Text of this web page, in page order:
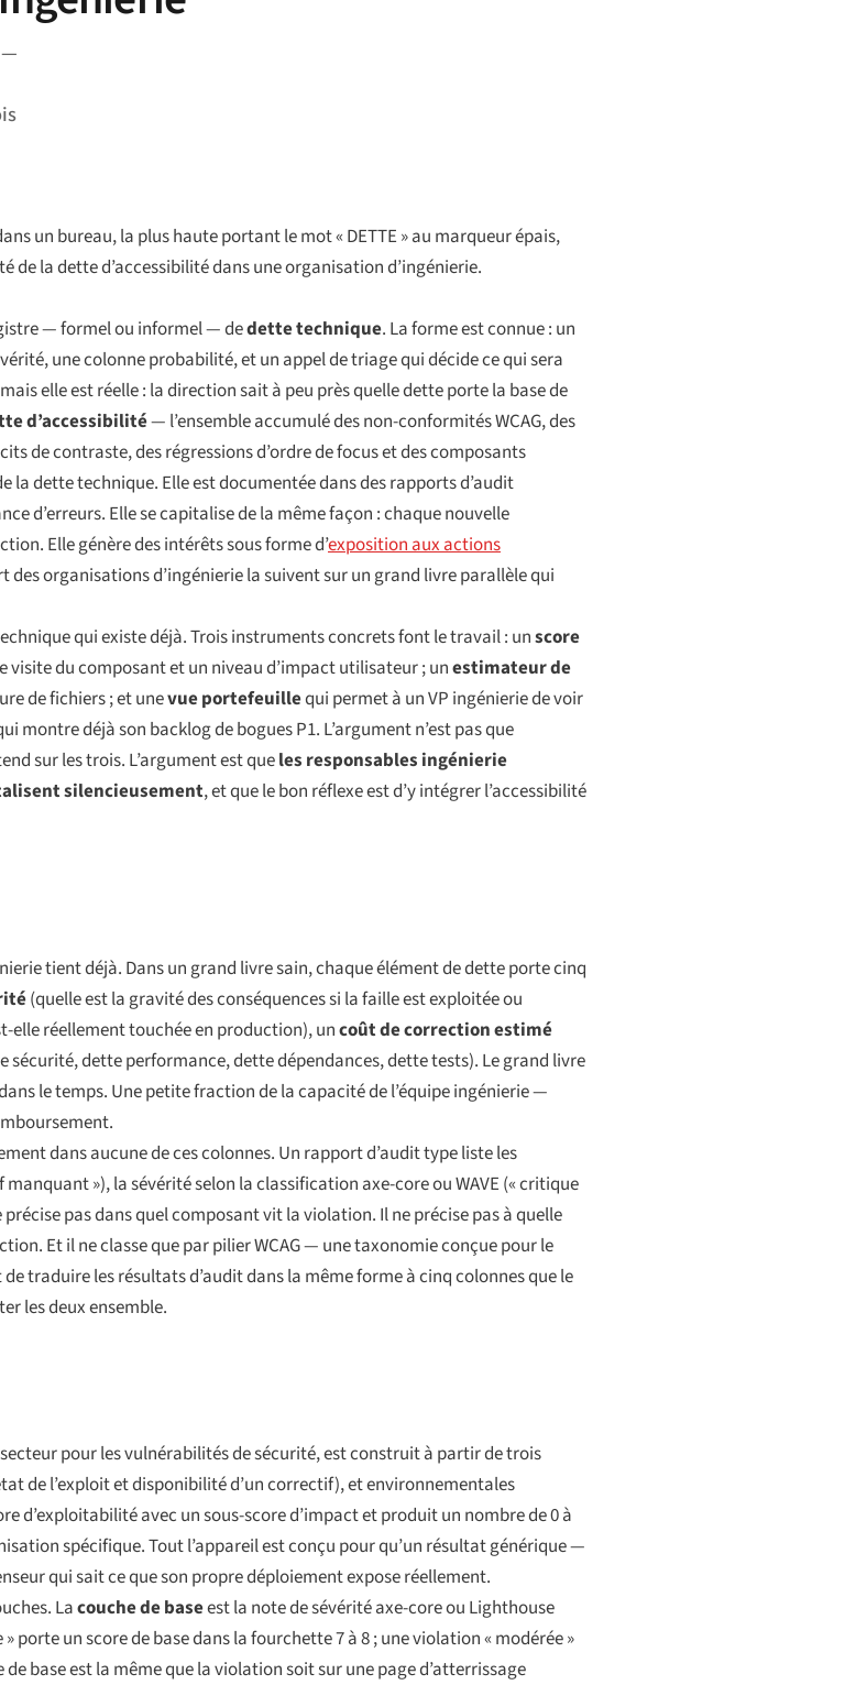
—
un bureau, la plus haute portant le mot « DETTE » au marqueur épais,
la dette d’accessibilité dans une organisation d’ingénierie.
— formel ou informel — dedette technique. La forme est connue : un
une colonne probabilité, et un appel de triage qui décide ce qui sera
elle est réelle : la direction sait à peu près quelle dette porte la base de
d’accessibilité— l’ensemble accumulé des non-conformités WCAG, des
de contraste, des régressions d’ordre de focus et des composants
dette technique. Elle est documentée dans des rapports d’audit
d’erreurs. Elle se capitalise de la même façon : chaque nouvelle
Elle génère des intérêts sous forme d’exposition aux actions
organisations d’ingénierie la suivent sur un grand livre parallèle qui
qui existe déjà. Trois instruments concrets font le travail : unscore
visite du composant et un niveau d’impact utilisateur ; unestimateur de
de fichiers ; et unevue portefeuillequi permet à un VP ingénierie de voir
déjà son backlog de bogues P1. L’argument n’est pas que
sur les trois. L’argument est queles responsables ingénierie
silencieusement, et que le bon réflexe est d’y intégrer l’accessibilité
tient déjà. Dans un grand livre sain, chaque élément de dette porte cinq
(quelle est la gravité des conséquences si la faille est exploitée ou
elle réellement touchée en production), uncoût de correction estimé
sécurité, dette performance, dette dépendances, dette tests). Le grand livre
le temps. Une petite fraction de la capacité de l’équipe ingénierie —
dans aucune de ces colonnes. Un rapport d’audit type liste les
»), la sévérité selon la classification axe-core ou WAVE (« critique
pas dans quel composant vit la violation. Il ne précise pas à quelle
Et il ne classe que par pilier WCAG — une taxonomie conçue pour le
traduire les résultats d’audit dans la même forme à cinq colonnes que le
les deux ensemble.
pour les vulnérabilités de sécurité, est construit à partir de trois
de l’exploit et disponibilité d’un correctif), et environnementales
d’exploitabilité avec un sous-score d’impact et produit un nombre de 0 à
spécifique. Tout l’appareil est conçu pour qu’un résultat générique —
qui sait ce que son propre déploiement expose réellement.
Lacouche de baseest la note de sévérité axe-core ou Lighthouse
un score de base dans la fourchette 7 à 8 ; une violation « modérée »
base est la même que la violation soit sur une page d’atterrissage